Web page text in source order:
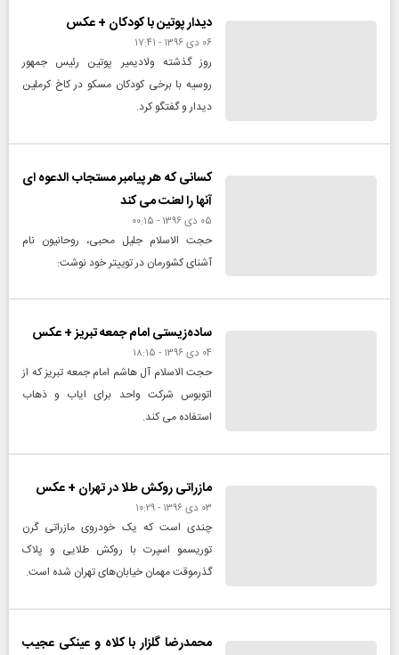
دیدار پوتین با کودکان + عکس
۰۶ دی ۱۳۹۶ - ۱۷:۴۱
روز گذشته ولادیمیر پوتین رئیس جمهور
روسیه با برخی کودکان مسکو در کاخ کرملین
دیدار و گفتگو کرد.
کسانی که هر پیامبر مستجاب الدعوه ای
آنها را لعنت می کند
۰۵ دی ۱۳۹۶ - ۰۰:۱۵
حجت الاسلام جلیل محبی، روحانیون نام
آشنای کشورمان در توییتر خود نوشت:
ساده‌زیستی امام جمعه تبریز + عکس
۰۴ دی ۱۳۹۶ - ۱۸:۱۵
حجت الاسلام آل هاشم امام جمعه تبریز که از
اتوبوس شرکت واحد برای ایاب و ذهاب
استفاده می کند.
مازراتی روکش طلا در تهران + عکس
۰۳ دی ۱۳۹۶ - ۱۰:۲۹
چندی است که یک خودروی مازراتی گرن
توریسمو اسپرت با روکش طلایی و پلاک
گذرموقت مهمان خیابان‌های تهران شده است.
محمدرضا گلزار با کلاه و عینکی عجیب